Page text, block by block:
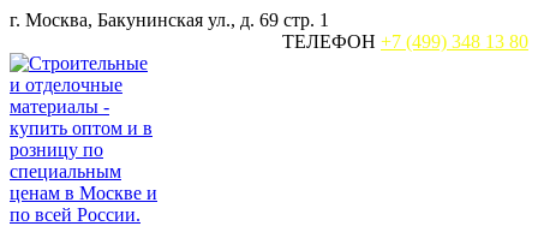
Перейти
содержанию
г. Москва, Бакунинская ул., д. 69 стр. 1
ТЕЛЕФОН +7 (499) 348 13 80